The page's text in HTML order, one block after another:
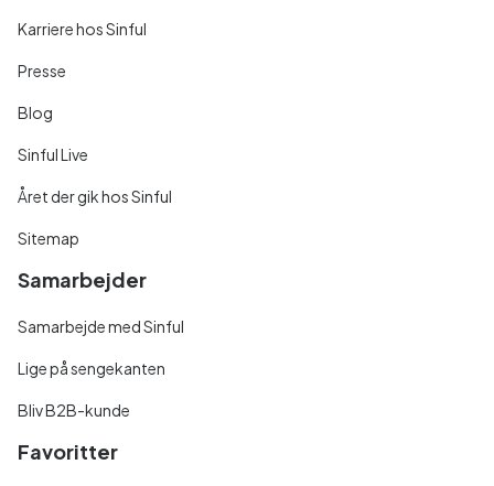
Karriere hos Sinful
Presse
Blog
Sinful Live
Året der gik hos Sinful
Sitemap
Samarbejder
Samarbejde med Sinful
Lige på sengekanten
Bliv B2B-kunde
Favoritter